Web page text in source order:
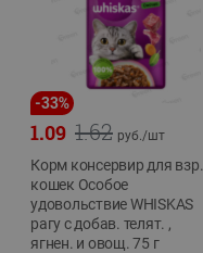
-33%
1.62
1.09 руб./шт
Корм консервир для взр.
кошек Особое
удовольствие WHISKAS
рагу с добав. телят. ,
ягнен. и овощ. 75 г